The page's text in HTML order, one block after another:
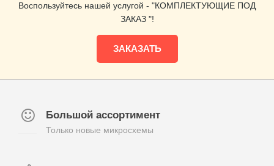
Воспользуйтесь нашей услугой - "КОМПЛЕКТУЮЩИЕ ПОД
ЗАКАЗ "!
ЗАКАЗАТЬ
Большой ассортимент
Только новые микросхемы